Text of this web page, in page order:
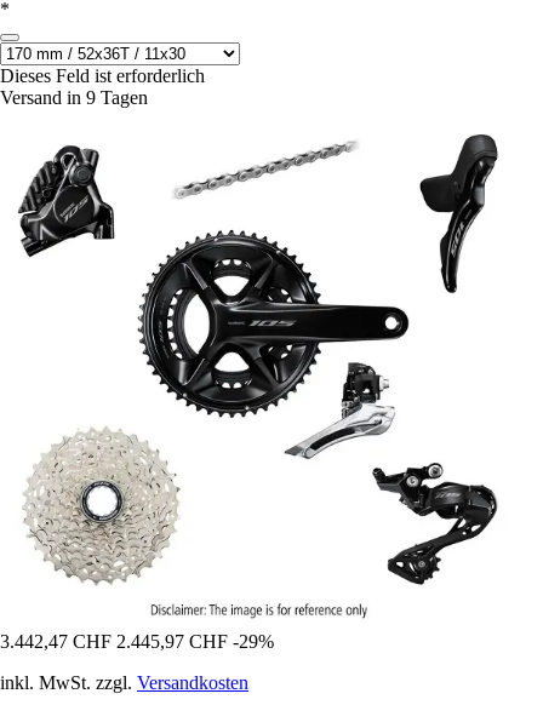
*
Dieses Feld ist erforderlich
Versand in 9 Tagen
3.442,47 CHF 2.445,97 CHF -29%
inkl. MwSt. zzgl. Versandkosten